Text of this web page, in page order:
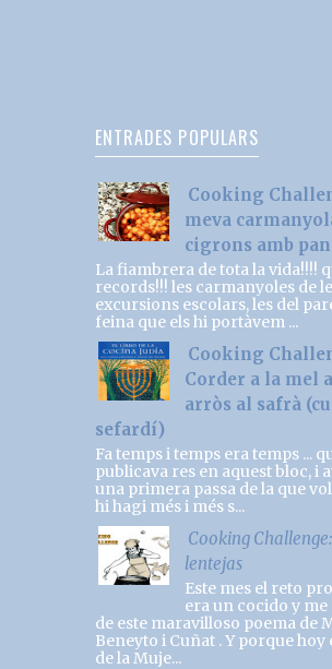
ENTRADES POPULARS
Cooking
meva
cigrons amb
La fiambrera de tota la vida!!!!
records!!! les carmanyoles de
excursions escolars, les del
feina que els hi portàvem ...
Cooking
Corder a la mel
arròs al safrà
sefardí)
Fa temps i temps era temps ...
publicava res en aquest bloc, i
una primera passa de la que
hi hagi més i més s...
Cooking
lentejas
Este mes el reto
era un cocido y
de este maravilloso poema de
Beneyto i Cuñat . Y porque hoy
de la Muje...